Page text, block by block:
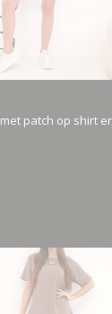
patch op shirt